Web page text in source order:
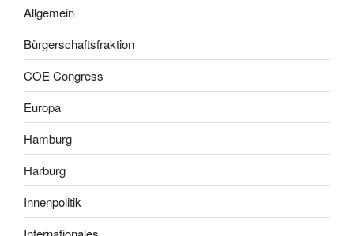
Allgemein
Bürgerschaftsfraktion
COE Congress
Europa
Hamburg
Harburg
Innenpolitik